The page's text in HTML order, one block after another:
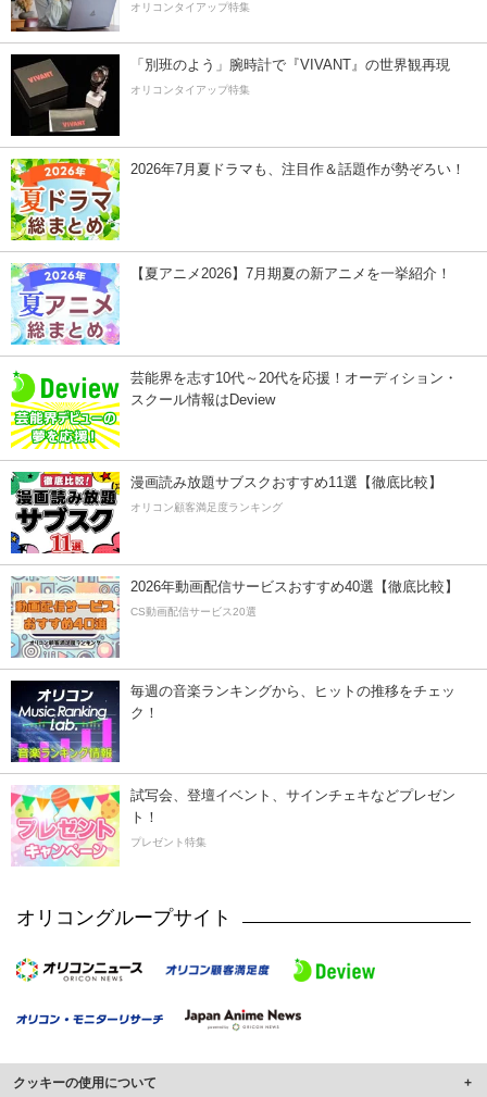
オリコンタイアップ特集
「別班のよう」腕時計で『VIVANT』の世界観再現
オリコンタイアップ特集
2026年7月夏ドラマも、注目作＆話題作が勢ぞろい！
【夏アニメ2026】7月期夏の新アニメを一挙紹介！
芸能界を志す10代～20代を応援！オーディション・
スクール情報はDeview
漫画読み放題サブスクおすすめ11選【徹底比較】
オリコン顧客満足度ランキング
2026年動画配信サービスおすすめ40選【徹底比較】
CS動画配信サービス20選
毎週の音楽ランキングから、ヒットの推移をチェッ
ク！
試写会、登壇イベント、サインチェキなどプレゼン
ト！
プレゼント特集
オリコングループサイト
クッキーの使用について